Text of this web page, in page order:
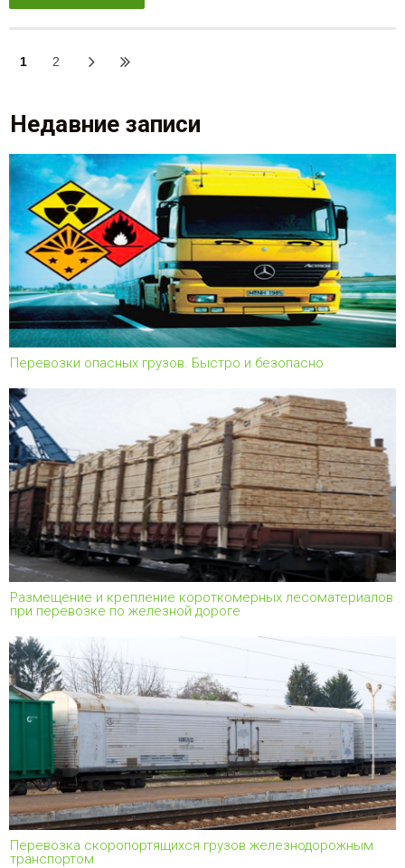
1 2
Недавние записи
Перевозки опасных грузов. Быстро и безопасно
Размещение и крепление короткомерных лесоматериалов
при перевозке по железной дороге
Перевозка скоропортящихся грузов железнодорожным
транспортом